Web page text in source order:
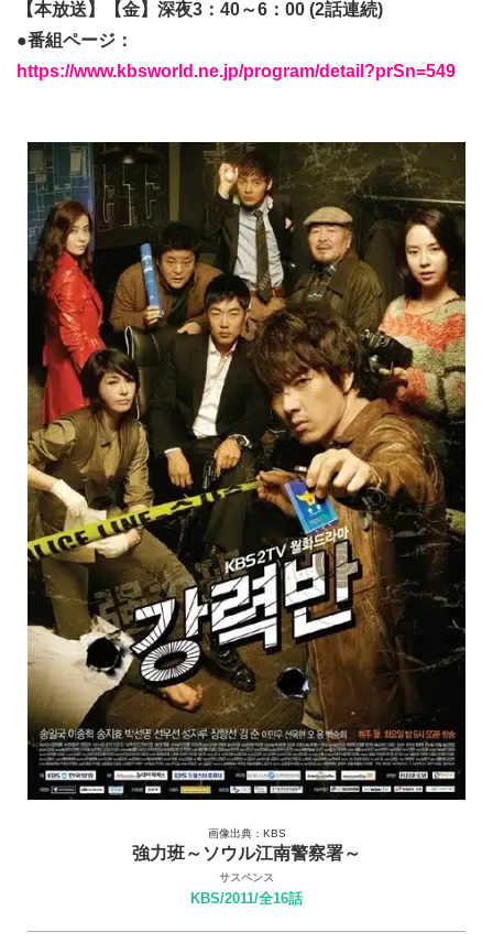
【本放送】【金】深夜3：40～6：00 (2話連続)
●番組ページ：
https://www.kbsworld.ne.jp/program/detail?prSn=549
画像出典：KBS
強力班～ソウル江南警察署～
サスペンス
KBS/2011/全16話